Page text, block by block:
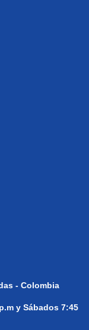
- Colombia
y Sábados 7:45